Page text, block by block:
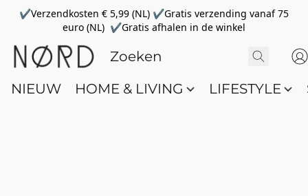
✔Verzendkosten € 5,99 (NL) ✔Gratis verzending vanaf 75
euro (NL) ✔Gratis afhalen in de winkel
NIEUW HOME & LIVING LIFESTYLE